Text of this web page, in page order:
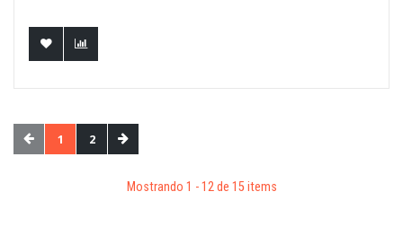
1 2
Mostrando 1 - 12 de 15 items